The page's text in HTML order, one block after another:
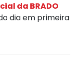
da BRADO
dia em primeira